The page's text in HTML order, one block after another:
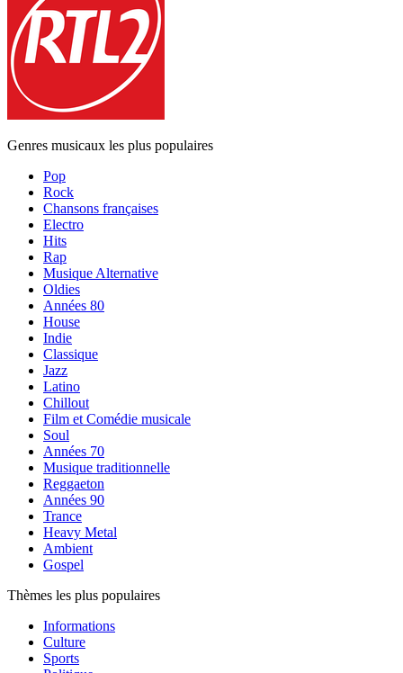
Genres musicaux les plus populaires
Pop
Rock
Chansons françaises
Electro
Hits
Rap
Musique Alternative
Oldies
Années 80
House
Indie
Classique
Jazz
Latino
Chillout
Film et Comédie musicale
Soul
Années 70
Musique traditionnelle
Reggaeton
Années 90
Trance
Heavy Metal
Ambient
Gospel
Thèmes les plus populaires
Informations
Culture
Sports